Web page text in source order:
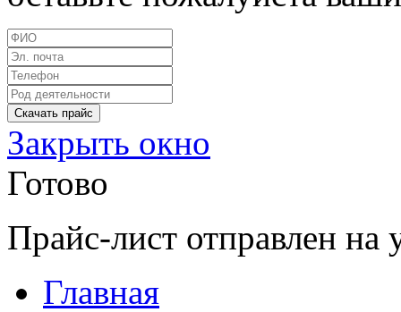
Закрыть окно
Готово
Прайс-лист отправлен
Главная